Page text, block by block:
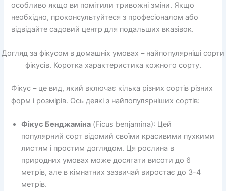
особливо якщо ви помітили тривожні зміни. Якщо
необхідно, проконсультуйтеся з професіоналом або
відвідайте садовий центр для подальших вказівок.
Догляд за фікусом в домашніх умовах – найпопулярніші сорти
фікусів. Коротка характеристика кожного сорту.
Фікус – це вид, який включає кілька різних сортів різних
форм і розмірів. Ось деякі з найпопулярніших сортів:
Фікус Бенджаміна (Ficus benjamina): Цей
популярний сорт відомий своїми красивими пухкими
листям і простим доглядом. Ця рослина в
природних умовах може досягати висоти до 6
метрів, але в кімнатних зазвичай виростає до 3-4
метрів.